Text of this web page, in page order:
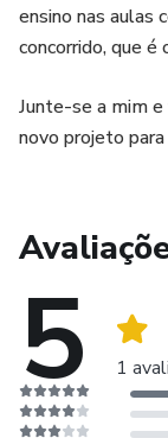
ensino nas aulas
concorrido, que é
Junte-se a mim e
novo projeto
5 1